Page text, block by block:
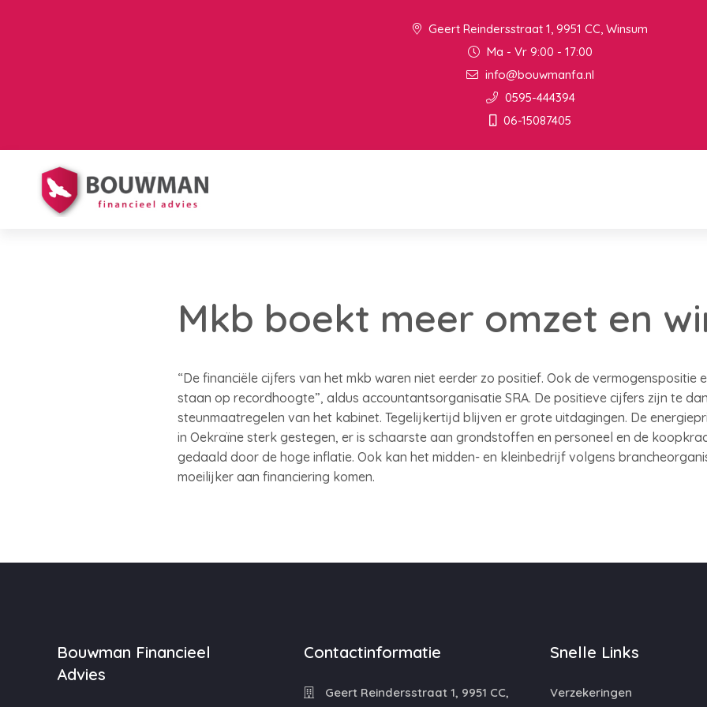
Geert Reindersstraat 1, 9951 CC, Winsum
Ma - Vr 9:00 - 17:00
info@bouwmanfa.nl
0595-444394
06-15087405
Mkb boekt meer omzet en
“De financiële cijfers van het mkb waren niet eerder zo positief. Ook de vermogenspositie
staan op recordhoogte”, aldus accountantsorganisatie SRA. De positieve cijfers zijn te
steunmaatregelen van het kabinet. Tegelijkertijd blijven er grote uitdagingen. De
in Oekraïne sterk gestegen, er is schaarste aan grondstoffen en personeel en de
gedaald door de hoge inflatie. Ook kan het midden- en kleinbedrijf volgens
moeilijker aan financiering komen.
Bouwman Financieel
Advies
Contactinformatie
Geert Reindersstraat 1, 9951 CC,
Snelle Links
Verzekeringen